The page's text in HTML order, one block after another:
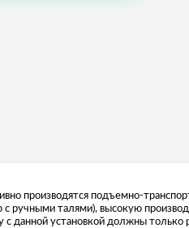
производятся подъемно-
ручными талями), высокую
данной установкой должны